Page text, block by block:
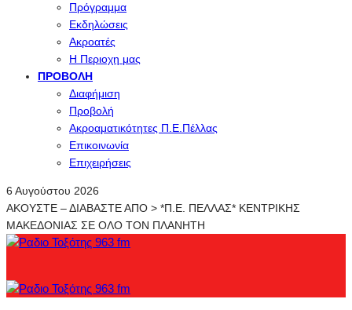
Πρόγραμμα
Εκδηλώσεις
Ακροατές
Η Περιοχη μας
ΠΡΟΒΟΛΉ
Διαφήμιση
Προβολή
Ακροαματικότητες Π.Ε.Πέλλας
Επικοινωνία
Επιχειρήσεις
6 Αυγούστου 2026
ΑΚΟΥΣΤΕ – ΔΙΑΒΑΣΤΕ ΑΠΟ > *Π.Ε. ΠΕΛΛΑΣ* ΚΕΝΤΡΙΚΗΣ
ΜΑΚΕΔΟΝΙΑΣ ΣΕ ΟΛΟ ΤΟΝ ΠΛΑΝΗΤΗ